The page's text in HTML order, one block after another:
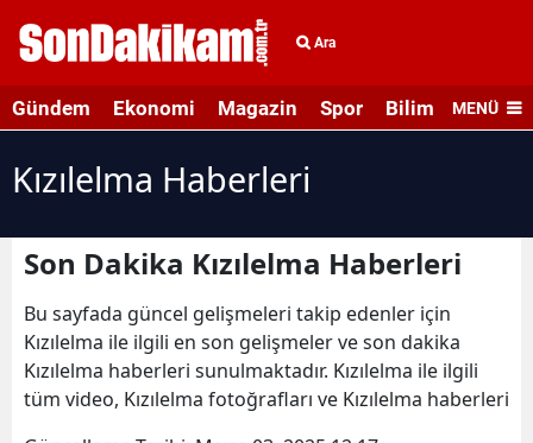
Ara
Gündem Ekonomi Magazin Spor Bilim veMENÜ
Kızılelma Haberleri
Son Dakika Kızılelma Haberleri
Bu sayfada güncel gelişmeleri takip edenler için
Kızılelma ile ilgili en son gelişmeler ve son dakika
Kızılelma haberleri sunulmaktadır. Kızılelma ile ilgili
tüm video, Kızılelma fotoğrafları ve Kızılelma haberleri